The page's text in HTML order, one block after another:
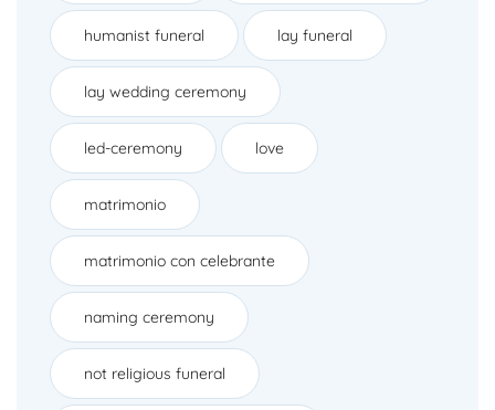
humanist funeral lay funeral
lay wedding ceremony
led-ceremony love
matrimonio
matrimonio con celebrante
naming ceremony
not religious funeral